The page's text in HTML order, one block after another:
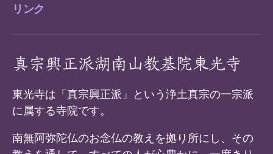
リンク
真宗興正派湖南山教基院東光寺
東光寺は「真宗興正派」という浄土真宗の一宗派
に属する寺院です。
南無阿弥陀仏のお念仏の教えを拠り所にし、その